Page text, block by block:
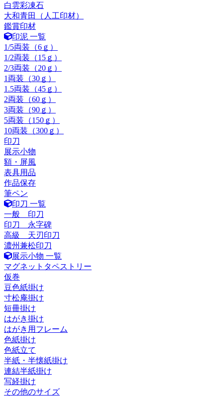
白雲彩凍石
大和青田（人工印材）
鑑賞印材
印泥 一覧
1/5両装（6ｇ）
1/2両装（15ｇ）
2/3両装（20ｇ）
1両装（30ｇ）
1.5両装（45ｇ）
2両装（60ｇ）
3両装（90ｇ）
5両装（150ｇ）
10両装（300ｇ）
印刀
展示小物
額・屏風
表具用品
作品保存
筆ペン
印刀 一覧
一般 印刀
印刀 永字碑
高級 天刃印刀
濃州兼松印刀
展示小物 一覧
マグネットタペストリー
仮巻
豆色紙掛け
寸松庵掛け
短冊掛け
はがき掛け
はがき用フレーム
色紙掛け
色紙立て
半紙・半懐紙掛け
連結半紙掛け
写経掛け
その他のサイズ